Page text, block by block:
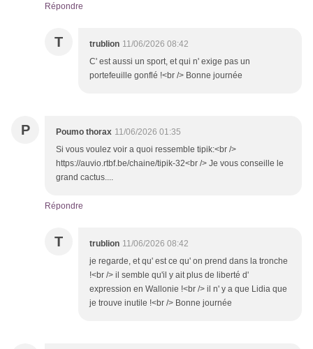
Répondre
T trublion 11/06/2026 08:42
C' est aussi un sport, et qui n' exige pas un
portefeuille gonflé !<br /> Bonne journée
P Poumo thorax 11/06/2026 01:35
Si vous voulez voir a quoi ressemble tipik:<br />
https://auvio.rtbf.be/chaine/tipik-32<br /> Je vous conseille le
grand cactus....
Répondre
T trublion 11/06/2026 08:42
je regarde, et qu' est ce qu' on prend dans la tronche
!<br /> il semble qu'il y ait plus de liberté d'
expression en Wallonie !<br /> il n' y a que Lidia que
je trouve inutile !<br /> Bonne journée